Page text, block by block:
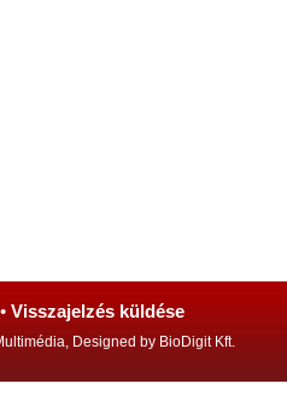
• Visszajelzés küldése
Designed by BioDigit Kft.